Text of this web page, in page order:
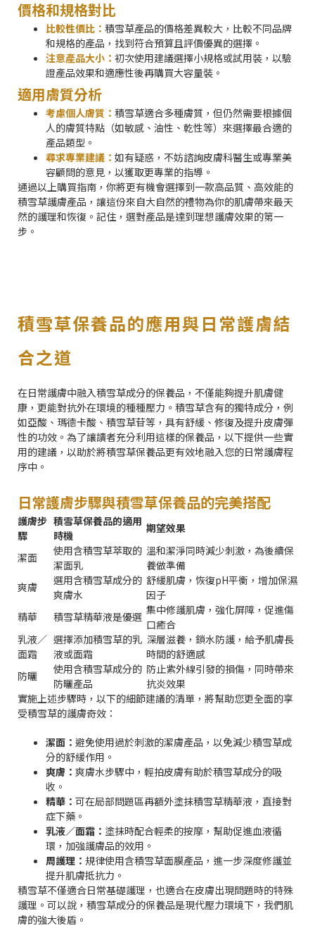
價格和規格對比
比較性價比： 積雪草產品的價格差異較大，比較不同品牌
和規格的產品，找到符合預算且評價優異的選擇。
注意產品大小： 初次使用建議選擇小規格或試用裝，以驗
證產品效果和適應性後再購買大容量裝。
適用膚質分析
考慮個人膚質： 積雪草適合多種膚質，但仍然需要根據個
人的膚質特點（如敏感、油性、乾性等）來選擇最合適的
產品類型。
尋求專業建議： 如有疑惑，不妨諮詢皮膚科醫生或專業美
容顧問的意見，以獲取更專業的指導。
通過以上購買指南，你將更有機會選擇到一款高品質、高效能的
積雪草護膚產品，讓這份來自大自然的禮物為你的肌膚帶來最天
然的護理和恢復。記住，選對產品是達到理想護膚效果的第一
步。
積雪草保養品的應用與日常護膚結
合之道
在日常護膚中融入積雪草成分的保養品，不僅能夠提升肌膚健
康，更能對抗外在環境的種種壓力。積雪草含有的獨特成分，例
如亞酸、瑪德卡酸、積雪草苷等，具有舒緩、修復及提升皮膚彈
性的功效。為了讓讀者充分利用這樣的保養品，以下提供一些實
用的建議，以助於將積雪草保養品更有效地融入您的日常護膚程
序中。
日常護膚步驟與積雪草保養品的完美搭配
護膚步
驟
積雪草保養品的適用
時機
期望效果
潔面
使用含積雪草萃取的
潔面乳
溫和潔淨同時減少刺激，為後續保
養做準備
爽膚
選用含積雪草成分的
爽膚水
舒緩肌膚，恢復pH平衡，增加保濕
因子
精華
積雪草精華液是優選 集中修護肌膚，強化屏障，促進傷
口癒合
乳液／
面霜
選擇添加積雪草的乳
液或面霜
深層滋養，鎖水防護，給予肌膚長
時間的舒適感
防曬
使用含積雪草成分的
防曬產品
防止紫外線引發的損傷，同時帶來
抗炎效果
實施上述步驟時，以下的細節建議的清單，將幫助您更全面的享
受積雪草的護膚奇效：
潔面： 避免使用過於刺激的潔膚產品，以免減少積雪草成
分的舒緩作用。
爽膚： 爽膚水步驟中，輕拍皮膚有助於積雪草成分的吸
收。
精華： 可在局部問題區再額外塗抹積雪草精華液，直接對
症下藥。
乳液／面霜： 塗抹時配合輕柔的按摩，幫助促進血液循
環，加強護膚品的效用。
周護理： 規律使用含積雪草面膜產品，進一步深度修護並
提升肌膚抵抗力。
積雪草不僅適合日常基礎護理，也適合在皮膚出現問題時的特殊
護理。可以說，積雪草成分的保養品是現代壓力環境下，我們肌
膚的強大後盾。